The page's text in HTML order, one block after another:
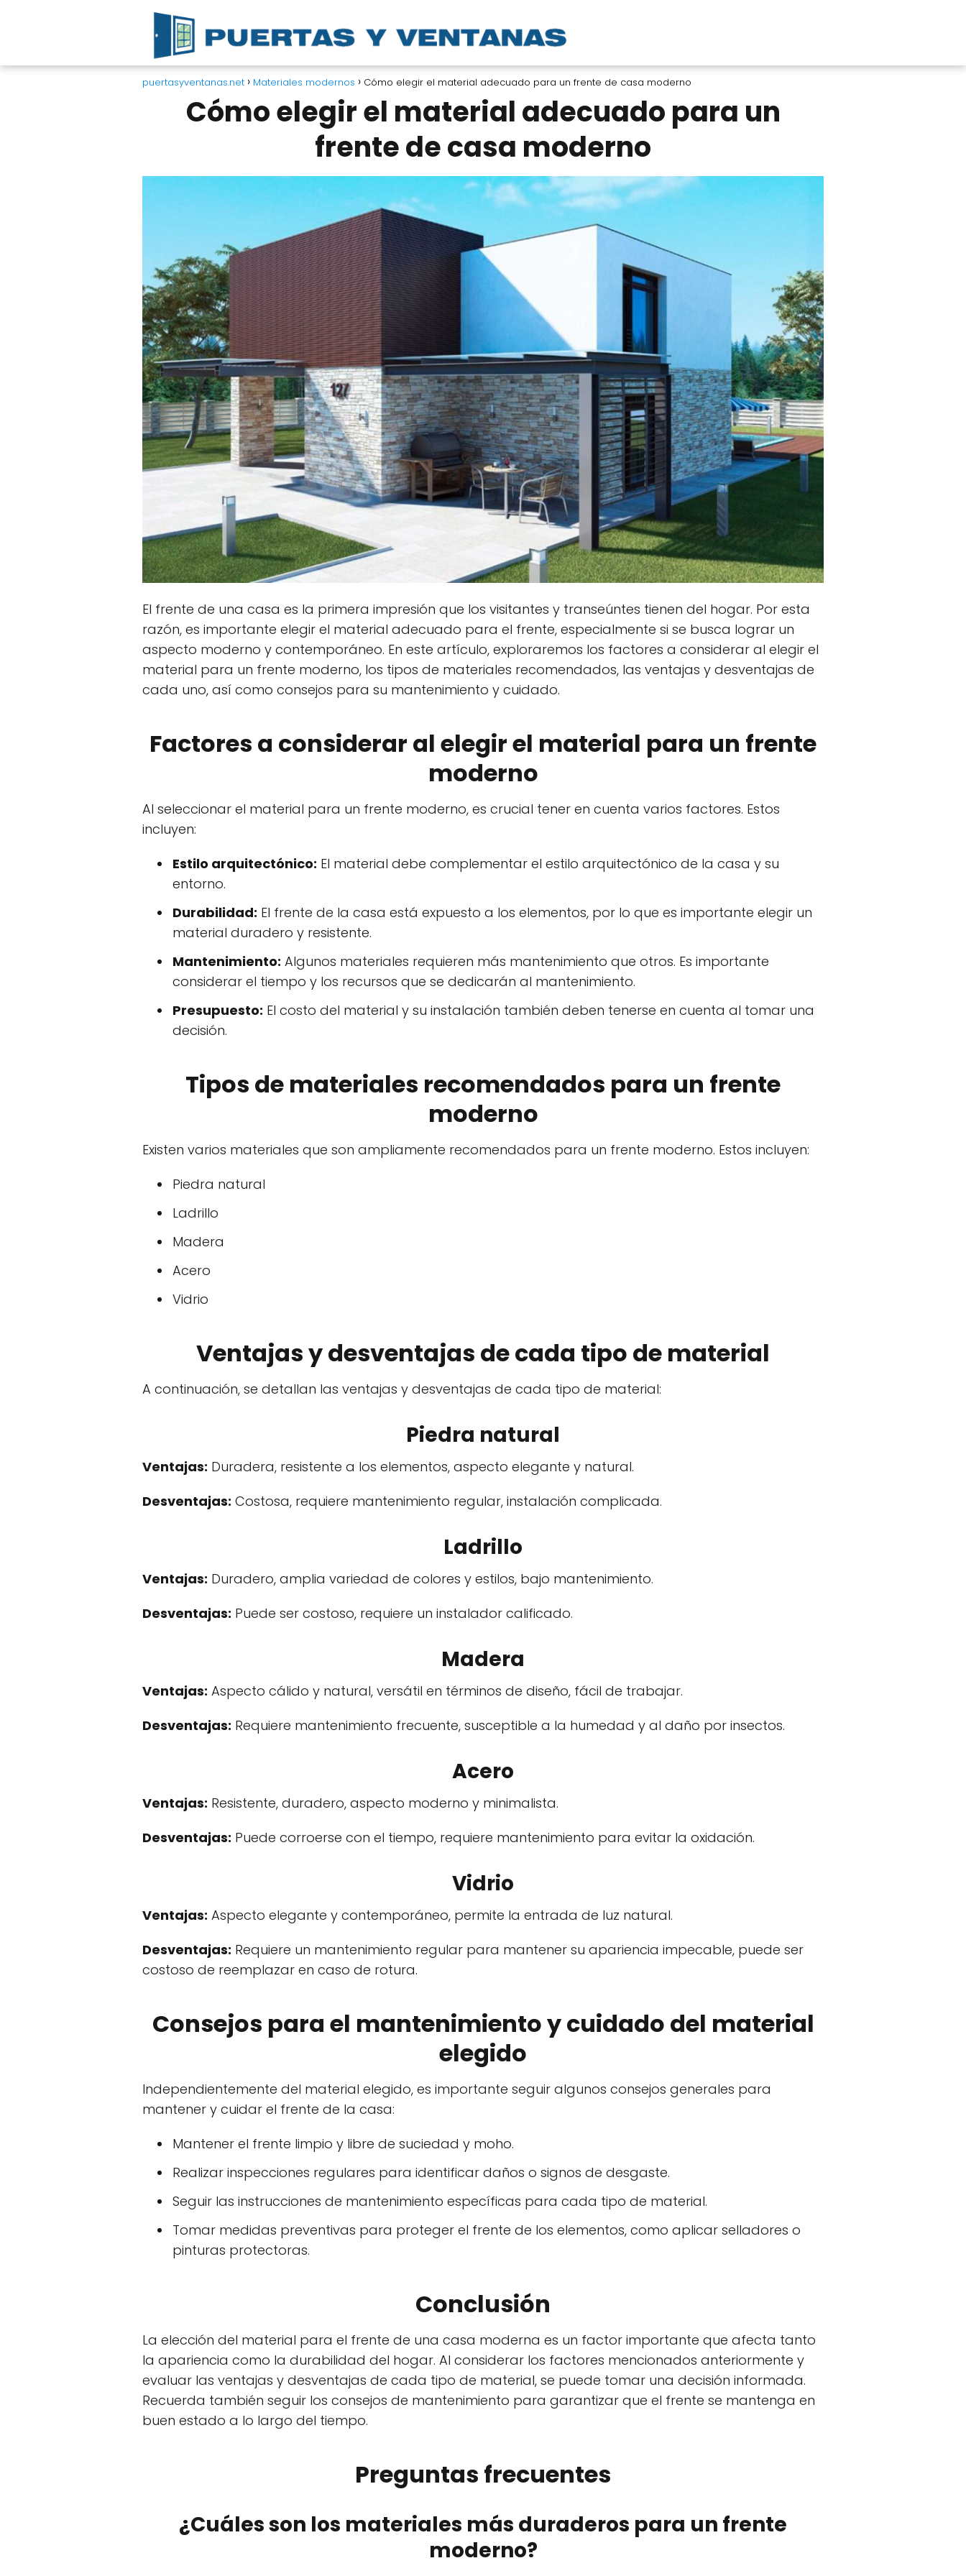
puertasyventanas.net Materiales modernos Cómo elegir el material adecuado para un frente de casa moderno
Cómo elegir el material adecuado para un
frente de casa moderno
El frente de una casa es la primera impresión que los visitantes y transeúntes tienen del hogar. Por esta
razón, es importante elegir el material adecuado para el frente, especialmente si se busca lograr un
aspecto moderno y contemporáneo. En este artículo, exploraremos los factores a considerar al elegir el
material para un frente moderno, los tipos de materiales recomendados, las ventajas y desventajas de
cada uno, así como consejos para su mantenimiento y cuidado.
Factores a considerar al elegir el material para un frente
moderno
Al seleccionar el material para un frente moderno, es crucial tener en cuenta varios factores. Estos
incluyen:
Estilo arquitectónico: El material debe complementar el estilo arquitectónico de la casa y su
entorno.
Durabilidad: El frente de la casa está expuesto a los elementos, por lo que es importante elegir un
material duradero y resistente.
Mantenimiento: Algunos materiales requieren más mantenimiento que otros. Es importante
considerar el tiempo y los recursos que se dedicarán al mantenimiento.
Presupuesto: El costo del material y su instalación también deben tenerse en cuenta al tomar una
decisión.
Tipos de materiales recomendados para un frente
moderno
Existen varios materiales que son ampliamente recomendados para un frente moderno. Estos incluyen:
Piedra natural
Ladrillo
Madera
Acero
Vidrio
Ventajas y desventajas de cada tipo de material
A continuación, se detallan las ventajas y desventajas de cada tipo de material:
Piedra natural
Ventajas: Duradera, resistente a los elementos, aspecto elegante y natural.
Desventajas: Costosa, requiere mantenimiento regular, instalación complicada.
Ladrillo
Ventajas: Duradero, amplia variedad de colores y estilos, bajo mantenimiento.
Desventajas: Puede ser costoso, requiere un instalador calificado.
Madera
Ventajas: Aspecto cálido y natural, versátil en términos de diseño, fácil de trabajar.
Desventajas: Requiere mantenimiento frecuente, susceptible a la humedad y al daño por insectos.
Acero
Ventajas: Resistente, duradero, aspecto moderno y minimalista.
Desventajas: Puede corroerse con el tiempo, requiere mantenimiento para evitar la oxidación.
Vidrio
Ventajas: Aspecto elegante y contemporáneo, permite la entrada de luz natural.
Desventajas: Requiere un mantenimiento regular para mantener su apariencia impecable, puede ser
costoso de reemplazar en caso de rotura.
Consejos para el mantenimiento y cuidado del material
elegido
Independientemente del material elegido, es importante seguir algunos consejos generales para
mantener y cuidar el frente de la casa:
Mantener el frente limpio y libre de suciedad y moho.
Realizar inspecciones regulares para identificar daños o signos de desgaste.
Seguir las instrucciones de mantenimiento específicas para cada tipo de material.
Tomar medidas preventivas para proteger el frente de los elementos, como aplicar selladores o
pinturas protectoras.
Conclusión
La elección del material para el frente de una casa moderna es un factor importante que afecta tanto
la apariencia como la durabilidad del hogar. Al considerar los factores mencionados anteriormente y
evaluar las ventajas y desventajas de cada tipo de material, se puede tomar una decisión informada.
Recuerda también seguir los consejos de mantenimiento para garantizar que el frente se mantenga en
buen estado a lo largo del tiempo.
Preguntas frecuentes
¿Cuáles son los materiales más duraderos para un frente
moderno?